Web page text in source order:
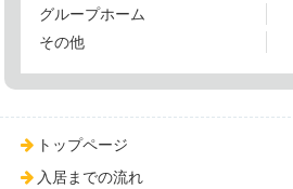
グループホーム
その他
トップページ
入居までの流れ